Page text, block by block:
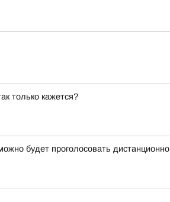
только кажется?
будет проголосовать дистанционно